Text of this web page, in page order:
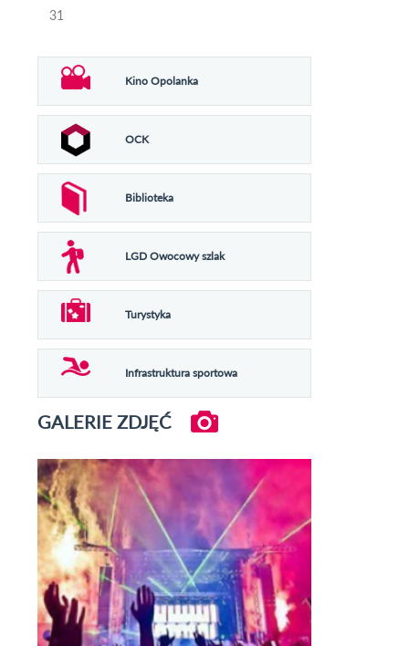
31
Kino Opolanka
OCK
Biblioteka
LGD Owocowy szlak
Turystyka
Infrastruktura sportowa
GALERIE ZDJĘĆ